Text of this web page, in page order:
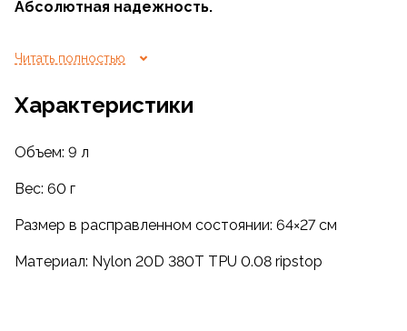
Абсолютная надежность.
Сконструирован для водного туризма. Узкая
во внутренние карманы пакрафтов и сложно
доступные места байдарок.
Удобно использовать в карманах тактических
рюкзаков и на внешней навеске. Но не забывайте,
Читать полностью
Характеристики
Объем: 9 л
Вес: 60 г
Размер в расправленном состоянии: 64×27 см
Материал: Nylon 20D 380T TPU 0.08 ripstop